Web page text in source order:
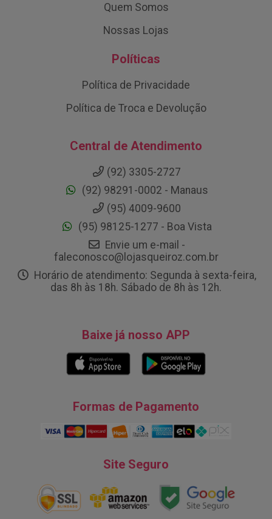
Quem Somos
Nossas Lojas
Políticas
Política de Privacidade
Política de Troca e Devolução
Central de Atendimento
(92) 3305-2727
(92) 98291-0002 - Manaus
(95) 4009-9600
(95) 98125-1277 - Boa Vista
Envie um e-mail -
faleconosco@lojasqueiroz.com.br
Horário de atendimento: Segunda à sexta-feira,
das 8h às 18h. Sábado de 8h às 12h.
Baixe já nosso APP
Formas de Pagamento
Site Seguro